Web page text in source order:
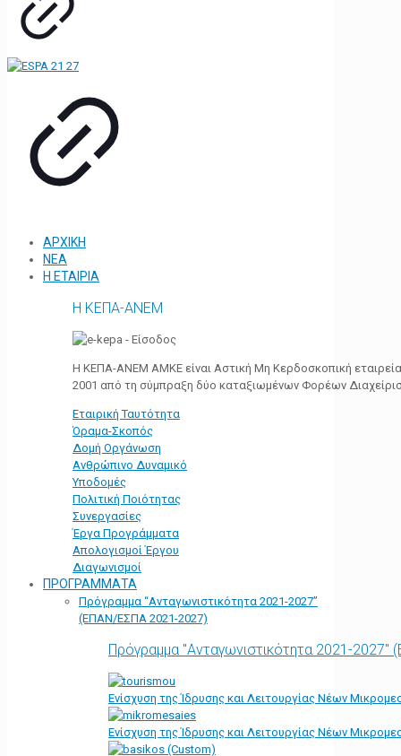
ΑΡΧΙΚΗ
ΝΕΑ
Η ΕΤΑΙΡΙΑ
Η ΚΕΠΑ-ΑΝΕΜ
Η ΚΕΠΑ-ΑΝΕΜ ΑΜΚΕ είναι Αστική Μη Κερδοσκοπική
2001 από τη σύμπραξη δύο καταξιωμένων Φορέων
Εταιρική Ταυτότητα
Όραμα-Σκοπός
Δομή Οργάνωση
Ανθρώπινο Δυναμικό
Υποδομές
Πολιτική Ποιότητας
Συνεργασίες
Έργα Προγράμματα
Απολογισμοί Έργου
Διαγωνισμοί
ΠΡΟΓΡΑΜΜΑΤΑ
Πρόγραμμα “Ανταγωνιστικότητα 2021-2027”
(ΕΠΑΝ/ΕΣΠΑ 2021-2027)
Πρόγραμμα "Ανταγωνιστικότητα 2021-
Ενίσχυση της Ίδρυσης και Λειτουργίας Νέων
Ενίσχυση της Ίδρυσης και Λειτουργίας Νέων